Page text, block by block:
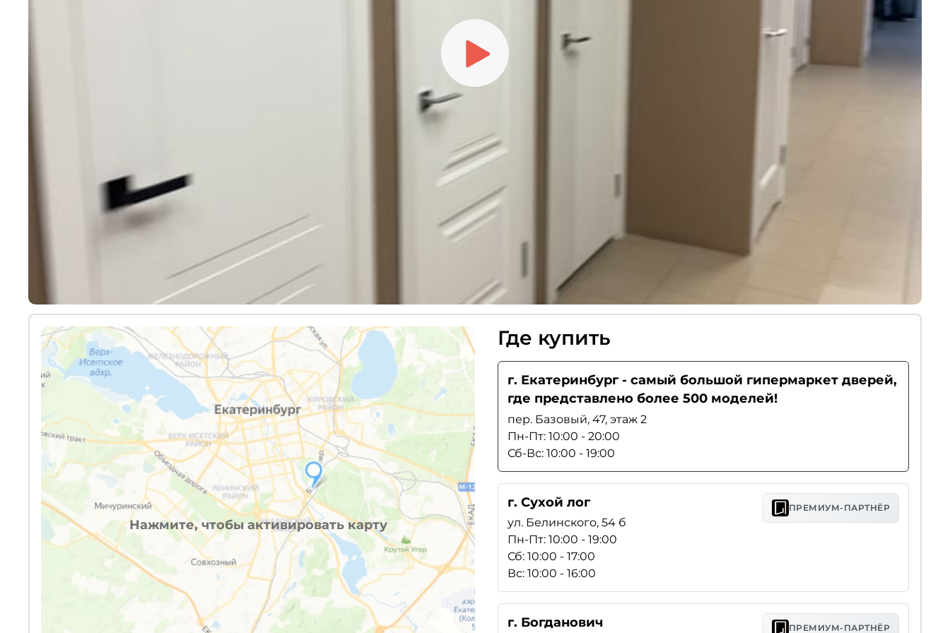
Нажмите, чтобы активировать карту
Где купить
г. Екатеринбург - самый большой гипермаркет дверей,
где представлено более 500 моделей!
пер. Базовый, 47, этаж 2
Пн-Пт: 10:00 - 20:00
Сб-Вс: 10:00 - 19:00
г. Сухой лог
ул. Белинского, 54 б
Пн-Пт: 10:00 - 19:00
Сб: 10:00 - 17:00
Вс: 10:00 - 16:00
ПРЕМИУМ-ПАРТНЁР
г. Богданович ПРЕМИУМ-ПАРТНЁР